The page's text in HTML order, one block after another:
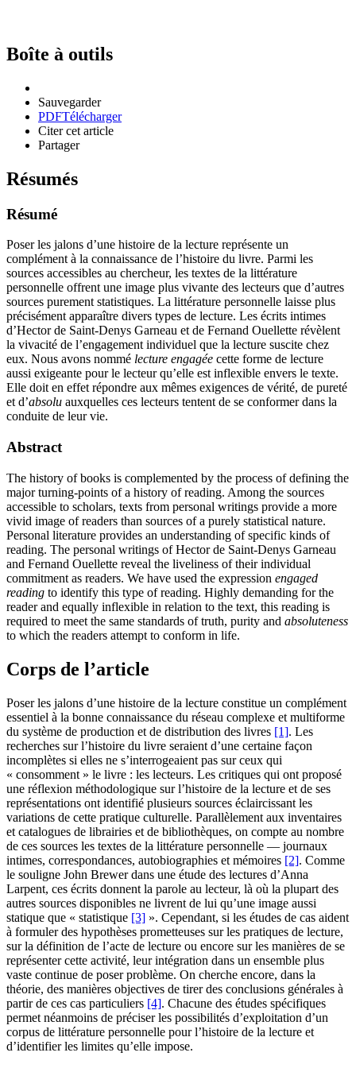
Boîte à outils
Sauvegarder
PDFTélécharger
Citer cet article
Partager
Résumés
Résumé
Poser les jalons d’une histoire de la lecture représente un
complément à la connaissance de l’histoire du livre. Parmi les
sources accessibles au chercheur, les textes de la littérature
personnelle offrent une image plus vivante des lecteurs que d’autres
sources purement statistiques. La littérature personnelle laisse plus
précisément apparaître divers types de lecture. Les écrits intimes
d’Hector de Saint-Denys Garneau et de Fernand Ouellette révèlent
la vivacité de l’engagement individuel que la lecture suscite chez
eux. Nous avons nommé lecture engagée cette forme de lecture
aussi exigeante pour le lecteur qu’elle est inflexible envers le texte.
Elle doit en effet répondre aux mêmes exigences de vérité, de pureté
et d’absolu auxquelles ces lecteurs tentent de se conformer dans la
conduite de leur vie.
Abstract
The history of books is complemented by the process of defining the
major turning-points of a history of reading. Among the sources
accessible to scholars, texts from personal writings provide a more
vivid image of readers than sources of a purely statistical nature.
Personal literature provides an understanding of specific kinds of
reading. The personal writings of Hector de Saint-Denys Garneau
and Fernand Ouellette reveal the liveliness of their individual
commitment as readers. We have used the expression engaged
reading to identify this type of reading. Highly demanding for the
reader and equally inflexible in relation to the text, this reading is
required to meet the same standards of truth, purity and absoluteness
to which the readers attempt to conform in life.
Corps de l’article
Poser les jalons d’une histoire de la lecture constitue un complément
essentiel à la bonne connaissance du réseau complexe et multiforme
du système de production et de distribution des livres [1]. Les
recherches sur l’histoire du livre seraient d’une certaine façon
incomplètes si elles ne s’interrogeaient pas sur ceux qui
« consomment » le livre : les lecteurs. Les critiques qui ont proposé
une réflexion méthodologique sur l’histoire de la lecture et de ses
représentations ont identifié plusieurs sources éclaircissant les
variations de cette pratique culturelle. Parallèlement aux inventaires
et catalogues de librairies et de bibliothèques, on compte au nombre
de ces sources les textes de la littérature personnelle — journaux
intimes, correspondances, autobiographies et mémoires [2]. Comme
le souligne John Brewer dans une étude des lectures d’Anna
Larpent, ces écrits donnent la parole au lecteur, là où la plupart des
autres sources disponibles ne livrent de lui qu’une image aussi
statique que « statistique [3] ». Cependant, si les études de cas aident
à formuler des hypothèses prometteuses sur les pratiques de lecture,
sur la définition de l’acte de lecture ou encore sur les manières de se
représenter cette activité, leur intégration dans un ensemble plus
vaste continue de poser problème. On cherche encore, dans la
théorie, des manières objectives de tirer des conclusions générales à
partir de ces cas particuliers [4]. Chacune des études spécifiques
permet néanmoins de préciser les possibilités d’exploitation d’un
corpus de littérature personnelle pour l’histoire de la lecture et
d’identifier les limites qu’elle impose.